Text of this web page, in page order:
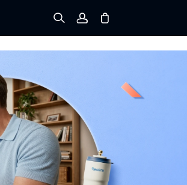
Registrieren
Bestellung verfolgen